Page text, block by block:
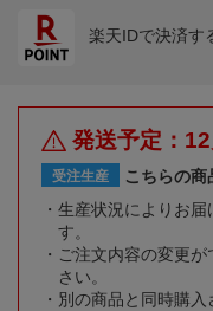
楽天IDで決済す
発送予定：
受注生産
こちらの商
生産状況によりお届
す。
ご注文内容の変更
さい。
別の商品と同時購